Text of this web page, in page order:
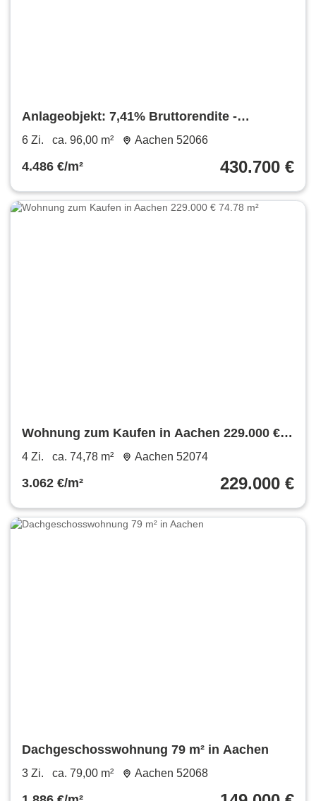
Anlageobjekt: 7,41% Bruttorendite -
Kapitalbildung leicht gemacht
6 Zi. ca. 96,00 m² Aachen 52066
4.486 €/m² 430.700 €
Wohnung zum Kaufen in Aachen 229.000 €
74.78 m²
4 Zi. ca. 74,78 m² Aachen 52074
3.062 €/m² 229.000 €
Dachgeschosswohnung 79 m² in Aachen
3 Zi. ca. 79,00 m² Aachen 52068